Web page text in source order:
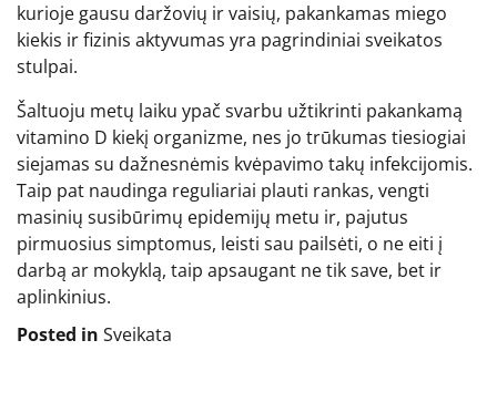
kurioje gausu daržovių ir vaisių, pakankamas miego
kiekis ir fizinis aktyvumas yra pagrindiniai sveikatos
stulpai.
Šaltuoju metų laiku ypač svarbu užtikrinti pakankamą
vitamino D kiekį organizme, nes jo trūkumas tiesiogiai
siejamas su dažnesnėmis kvėpavimo takų infekcijomis.
Taip pat naudinga reguliariai plauti rankas, vengti
masinių susibūrimų epidemijų metu ir, pajutus
pirmuosius simptomus, leisti sau pailsėti, o ne eiti į
darbą ar mokyklą, taip apsaugant ne tik save, bet ir
aplinkinius.
Posted in Sveikata